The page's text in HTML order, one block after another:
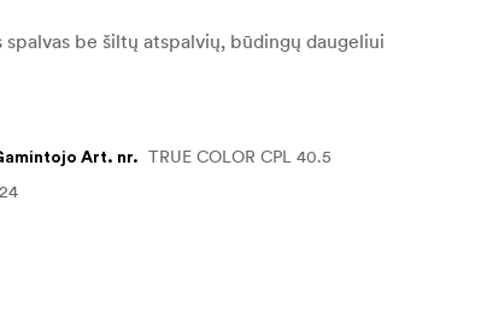
spalvas be šiltų atspalvių, būdingų daugeliui
Art. nr. TRUE COLOR CPL 40.5